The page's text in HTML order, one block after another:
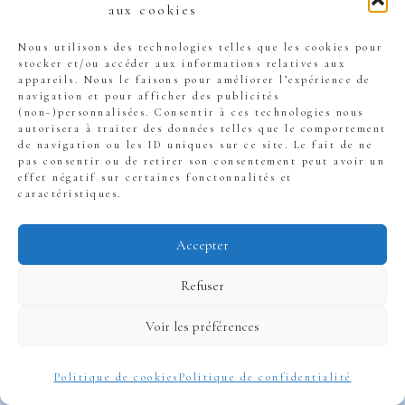
aux cookies
Nous utilisons des technologies telles que les cookies pour
stocker et/ou accéder aux informations relatives aux
appareils. Nous le faisons pour améliorer l’expérience de
navigation et pour afficher des publicités
(non-)personnalisées. Consentir à ces technologies nous
autorisera à traiter des données telles que le comportement
de navigation ou les ID uniques sur ce site. Le fait de ne
pas consentir ou de retirer son consentement peut avoir un
effet négatif sur certaines fonctonnalités et
caractéristiques.
Accepter
Refuser
Voir les préférences
Politique de cookies Politique de confidentialité
R comme Réaliste